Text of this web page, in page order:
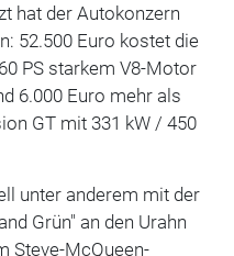
hat der Autokonzern
52.500 Euro kostet die
PS starkem V8-Motor
6.000 Euro mehr als
GT mit 331 kW / 450
unter anderem mit der
Grün" an den Urahn
Steve-McQueen-